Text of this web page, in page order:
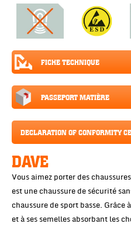
FICHE TECHNIQUE
PASSEPORT MATIÈRE
DECLARATION OF CONFORMITY
DAVE
Vous aimez porter des
est une chaussure de sécurité
chaussure de sport basse.
et à ses semelles absorbant les